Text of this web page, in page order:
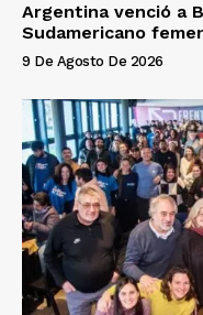
Argentina venció a
Sudamericano
9 De Agosto De 2026